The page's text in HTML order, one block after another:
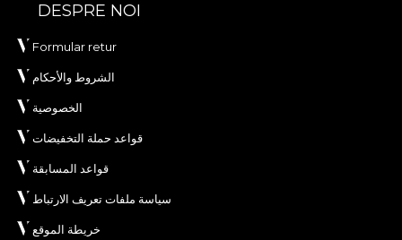
DESPRE NOI
Formular retur
الشروط والأحكام
الخصوصية
قواعد حملة التخفيضات
قواعد المسابقة
سياسة ملفات تعريف الارتباط
خريطة الموقع